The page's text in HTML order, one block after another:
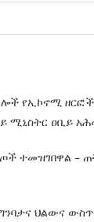
የኢኮኖሚ
ሚኒስትር ዐቢይ
ተመዝገበዋል –
ግንባታና ህልውና